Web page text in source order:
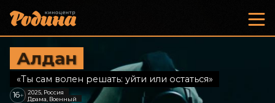
Алдан
«Ты сам волен решать: уйти или остаться»
16+
2025, Россия
Драма, Военный